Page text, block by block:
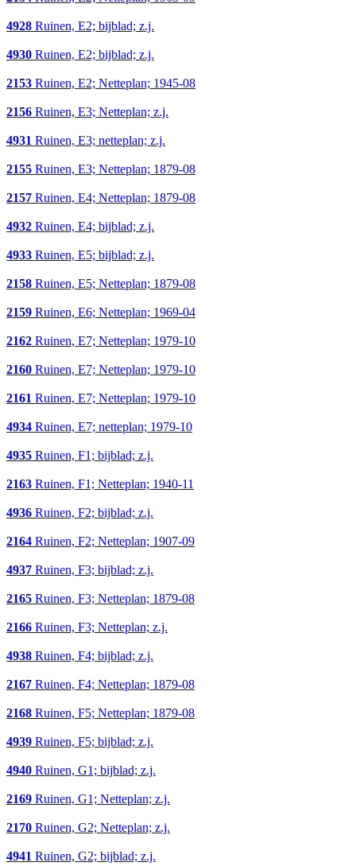
4928 Ruinen, E2; bijblad; z.j.
4930 Ruinen, E2; bijblad; z.j.
2153 Ruinen, E2; Netteplan; 1945-08
2156 Ruinen, E3; Netteplan; z.j.
4931 Ruinen, E3; netteplan; z.j.
2155 Ruinen, E3; Netteplan; 1879-08
2157 Ruinen, E4; Netteplan; 1879-08
4932 Ruinen, E4; bijblad; z.j.
4933 Ruinen, E5; bijblad; z.j.
2158 Ruinen, E5; Netteplan; 1879-08
2159 Ruinen, E6; Netteplan; 1969-04
2162 Ruinen, E7; Netteplan; 1979-10
2160 Ruinen, E7; Netteplan; 1979-10
2161 Ruinen, E7; Netteplan; 1979-10
4934 Ruinen, E7; netteplan; 1979-10
4935 Ruinen, F1; bijblad; z.j.
2163 Ruinen, F1; Netteplan; 1940-11
4936 Ruinen, F2; bijblad; z.j.
2164 Ruinen, F2; Netteplan; 1907-09
4937 Ruinen, F3; bijblad; z.j.
2165 Ruinen, F3; Netteplan; 1879-08
2166 Ruinen, F3; Netteplan; z.j.
4938 Ruinen, F4; bijblad; z.j.
2167 Ruinen, F4; Netteplan; 1879-08
2168 Ruinen, F5; Netteplan; 1879-08
4939 Ruinen, F5; bijblad; z.j.
4940 Ruinen, G1; bijblad; z.j.
2169 Ruinen, G1; Netteplan; z.j.
2170 Ruinen, G2; Netteplan; z.j.
4941 Ruinen, G2; bijblad; z.j.